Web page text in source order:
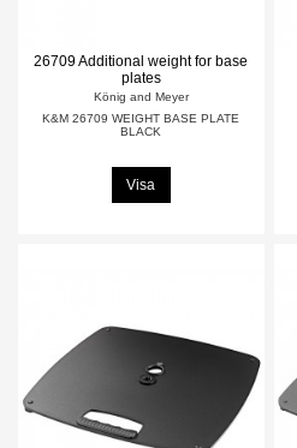
26709 Additional weight for base
plates
König and Meyer
K&M 26709 WEIGHT BASE PLATE
BLACK
Visa